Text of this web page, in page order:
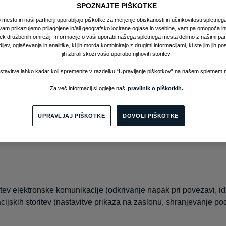
je objavila družba GA Adriatic d.o.o., z registriranim
namesti in prebere na primer ob obisku spletnega mesta,
(računalnik, pametni telefon, digitalni bralnik, konzola za
brskalnik in omogočijo brskalniku, da pošlje podatke
podatke v piškotku.
MESTU?
elektronske komunikacije (odkrivanje napak pri povezavi,
storitev (nastavitve prikaza na zaslonu, shranjevanje
SPOZNAJTE PIŠKOTKE
mesto in naši partnerji uporabljajo piškotke za merjenje obiskanosti in učinkovitosti
prikazujemo prilagojene in/ali geografsko locirane oglase in vsebine, vam pa omogoča
družbenih omrežij. Informacije o vaši uporabi našega spletnega mesta delimo z našimi
oglaševanja in analitike, ki jih morda kombinirajo z drugimi informacijami, ki ste jim jih
jih zbrali skozi vašo uporabo njihovih storitev.
lahko kadar koli spremenite v razdelku “Upravljanje piškotkov” na našem spletnem
Za več informacij si oglejte naš pravilnik o piškotkih.
DOVOLI PIŠKOTKE
UPRAVLJAJ PIŠKOTKE